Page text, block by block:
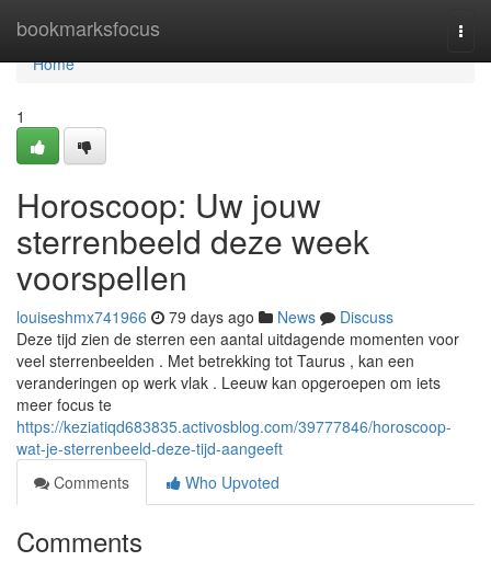
bookmarksfocus
Home
Home
1
Horoscoop: Uw jouw
sterrenbeeld deze week
voorspellen
louiseshmx741966 79 days ago News
Discuss
Deze tijd zien de sterren een aantal uitdagende momenten voor
veel sterrenbeelden . Met betrekking tot Taurus , kan een
veranderingen op werk vlak . Leeuw kan opgeroepen om iets
meer focus te
https://keziatiqd683835.activosblog.com/39777846/horoscoop-
wat-je-sterrenbeeld-deze-tijd-aangeeft
Comments
Who Upvoted
Comments